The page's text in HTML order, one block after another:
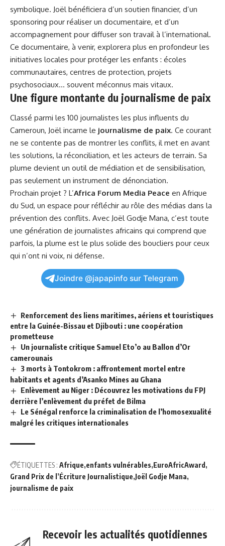
symbolique. Joël bénéficiera d’un soutien financier, d’un
sponsoring pour réaliser un documentaire, et d’un
accompagnement pour diffuser son travail à l’international.
Ce documentaire, à venir, explorera plus en profondeur les
initiatives locales pour protéger les enfants : écoles
communautaires, centres de protection, projets
psychosociaux… souvent méconnus mais vitaux.
Une figure montante du journalisme de paix
Classé parmi les 100 journalistes les plus influents du
Cameroun, Joël incarne le journalisme de paix. Ce courant
ne se contente pas de montrer les conflits, il met en avant
les solutions, la réconciliation, et les acteurs de terrain. Sa
plume devient un outil de médiation et de sensibilisation,
pas seulement un instrument de dénonciation.
Prochain projet ? L’Africa Forum Media Peace en Afrique
du Sud, un espace pour réfléchir au rôle des médias dans la
prévention des conflits. Avec Joël Godje Mana, c’est toute
une génération de journalistes africains qui comprend que
parfois, la plume est le plus solide des boucliers pour ceux
qui n’ont ni voix, ni défense.
Joindre @japapinfo sur Telegram
Renforcement des liens maritimes, aériens et touristiques
entre la Guinée-Bissau et Djibouti : une coopération
prometteuse
Un journaliste critique Samuel Eto’o au Ballon d’Or
camerounais
3 morts à Tontokrom : affrontement mortel entre
habitants et agents d’Asanko Mines au Ghana
Enlèvement au Niger : Découvrez les motivations du FPJ
derrière l’enlèvement du préfet de Bilma
Le Sénégal renforce la criminalisation de l’homosexualité
malgré les critiques internationales
ÉTIQUETTES : Afrique enfants vulnérables EuroAfricAward
Grand Prix de l’Écriture Journalistique Joël Godje Mana
journalisme de paix
Recevoir les actualités quotidiennes